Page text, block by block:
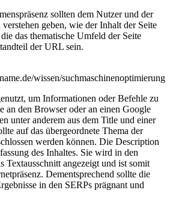
sollten dem Nutzer und der
geben, wie der Inhalt der Seite
das thematische Umfeld der Seite
der URL sein.
wissen/suchmaschinenoptimierung
um Informationen oder Befehle zu
an den Browser oder an einen Google
unter anderem aus dem Title und einer
auf das übergeordnete Thema der
werden können. Die Description
des Inhaltes. Sie wird in den
Textausschnitt angezeigt und ist somit
Dementsprechend sollte die
in den SERPs prägnant und